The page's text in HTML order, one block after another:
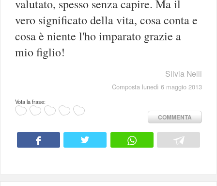
valutato, spesso senza capire. Ma il
vero significato della vita, cosa conta e
cosa è niente l'ho imparato grazie a
mio figlio!
Silvia Nelli
Composta lunedì 6 maggio 2013
Vota la frase:
COMMENTA